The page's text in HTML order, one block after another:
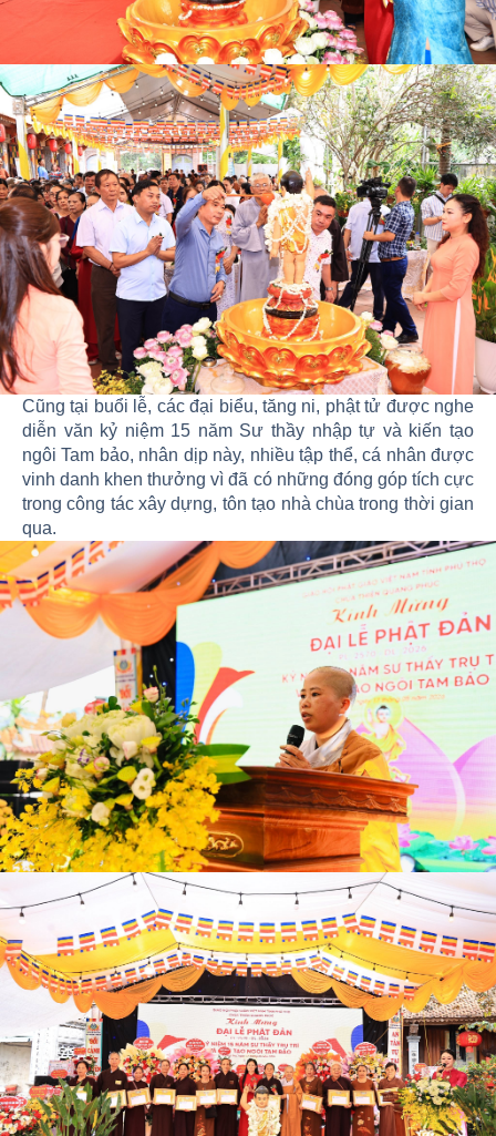
Cũng tại buổi lễ, các đại biểu, tăng ni, phật tử được nghe
diễn văn kỷ niệm 15 năm Sư thầy nhập tự và kiến tạo
ngôi Tam bảo, nhân dịp này, nhiều tập thể, cá nhân được
vinh danh khen thưởng vì đã có những đóng góp tích cực
trong công tác xây dựng, tôn tạo nhà chùa trong thời gian
qua.